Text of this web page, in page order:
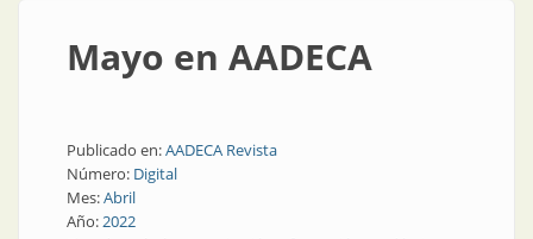
Mayo en AADECA
Publicado en:AADECA Revista
Número: Digital
Mes:Abril
Año:2022